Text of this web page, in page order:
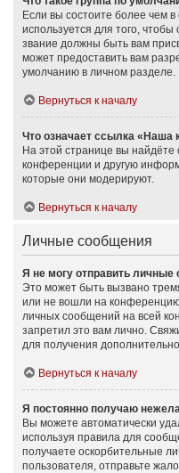
Если вы состоите более чем
используется для того, чтобы
звание должны быть вам
может предоставить вам
умолчанию в личном разделе.
Вернуться к началу
Что означает ссылка «Наша
На этой странице вы
конференции и другую
которые они модерируют.
Вернуться к началу
Личные сообщения
Я не могу отправить личные
Это может быть вызвано
или не вошли на
личных сообщений на всей
запретил это вам лично.
для получения
Вернуться к началу
Я постоянно получаю
Вы можете автоматически
используя правила для
получаете оскорбительные
пользователя, отправьте